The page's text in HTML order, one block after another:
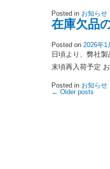
Posted in お知らせ
在庫欠品
Posted on 2026年1
日頃より、弊社
末頃再入荷予定
Posted in お知らせ
← Older posts